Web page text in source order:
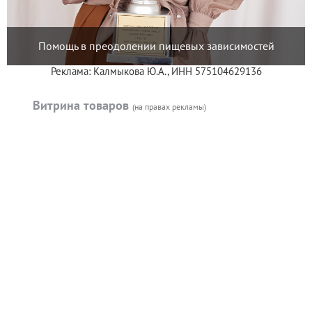
Помощь в преодолении пищевых зависимостей
Реклама: Калмыкова Ю.А., ИНН 575104629136
Витрина товаров (на правах рекламы)